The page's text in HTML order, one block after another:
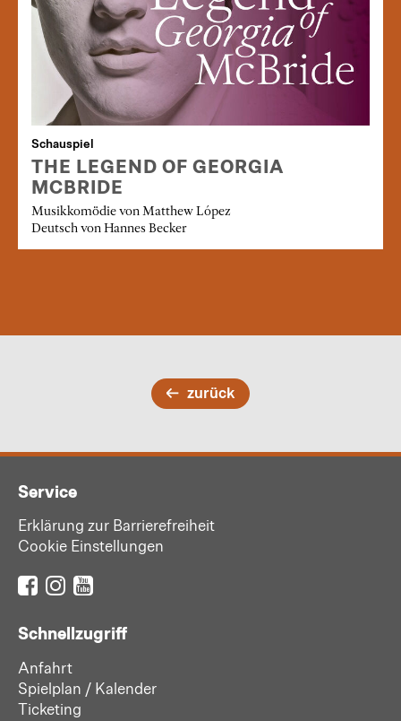
Schauspiel
THE LEGEND OF GEORGIA
MCBRIDE
Musikkomödie von Matthew López
Deutsch von Hannes Becker
zurück
Service
Erklärung zur Barrierefreiheit
Cookie Einstellungen
Schnellzugriff
Anfahrt
Spielplan / Kalender
Ticketing